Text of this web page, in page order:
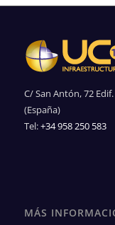
C/ San Antón, 72
(España)
Tel:+34 958 250 583
MÁS